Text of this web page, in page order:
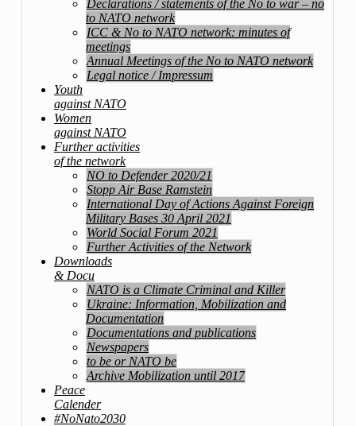
Declarations / statements of the No to war – no
to NATO network
ICC & No to NATO network: minutes of
meetings
Annual Meetings of the No to NATO network
Legal notice / Impressum
Youth
against NATO
Women
against NATO
Further activities
of the network
NO to Defender 2020/21
Stopp Air Base Ramstein
International Day of Actions Against Foreign
Military Bases 30 April 2021
World Social Forum 2021
Further Activities of the Network
Downloads
& Docu
NATO is a Climate Criminal and Killer
Ukraine: Information, Mobilization and
Documentation
Documentations and publications
Newspapers
to be or NATO be
Archive Mobilization until 2017
Peace
Calender
#NoNato2030